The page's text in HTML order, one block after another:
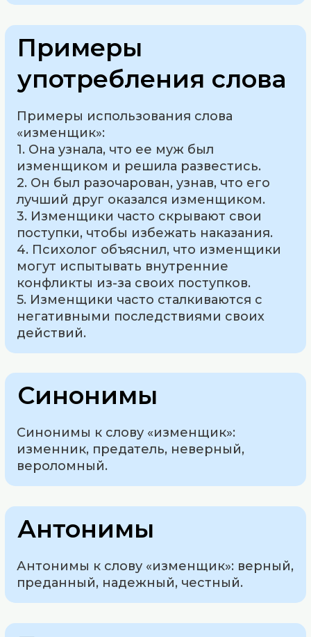
Примеры
употребления слова
Примеры использования слова
«изменщик»:
1. Она узнала, что ее муж был
изменщиком и решила развестись.
2. Он был разочарован, узнав, что его
лучший друг оказался изменщиком.
3. Изменщики часто скрывают свои
поступки, чтобы избежать наказания.
4. Психолог объяснил, что изменщики
могут испытывать внутренние
конфликты из-за своих поступков.
5. Изменщики часто сталкиваются с
негативными последствиями своих
действий.
Синонимы
Синонимы к слову «изменщик»:
изменник, предатель, неверный,
вероломный.
Антонимы
Антонимы к слову «изменщик»: верный,
преданный, надежный, честный.